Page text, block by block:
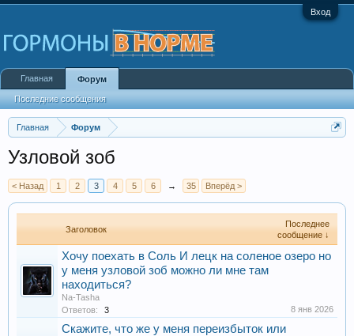
Вход
Главная Форум
Узловой зоб
< Назад 1 2 3 4 5 6 → 35 Вперёд >
Заголовок
Последнее
сообщение ↓
Хочу поехать в Соль И лецк на соленое озеро но
у меня узловой зоб можно ли мне там
находиться?
Na-Tasha
Ответов:
3 8 янв 2026
Скажите, что же у меня переизбыток или
Главная Форум
Последние сообщения